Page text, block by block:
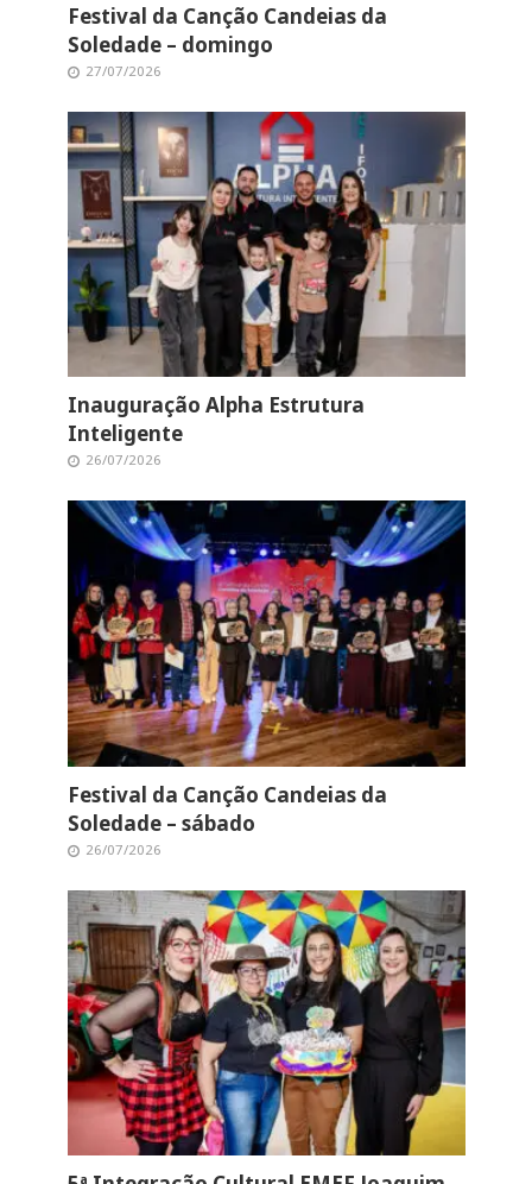
Festival da Canção Candeias da
Soledade – domingo
27/07/2026
Inauguração Alpha Estrutura
Inteligente
26/07/2026
Festival da Canção Candeias da
Soledade – sábado
26/07/2026